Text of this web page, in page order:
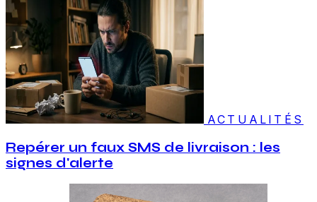
ACTUALITÉS
Repérer un faux SMS de livraison : les
signes d'alerte